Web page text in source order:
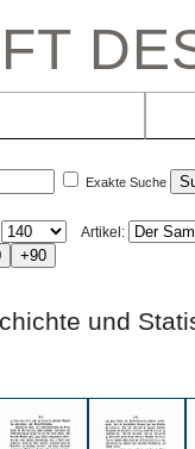
Exakte Suche
Artikel:
und